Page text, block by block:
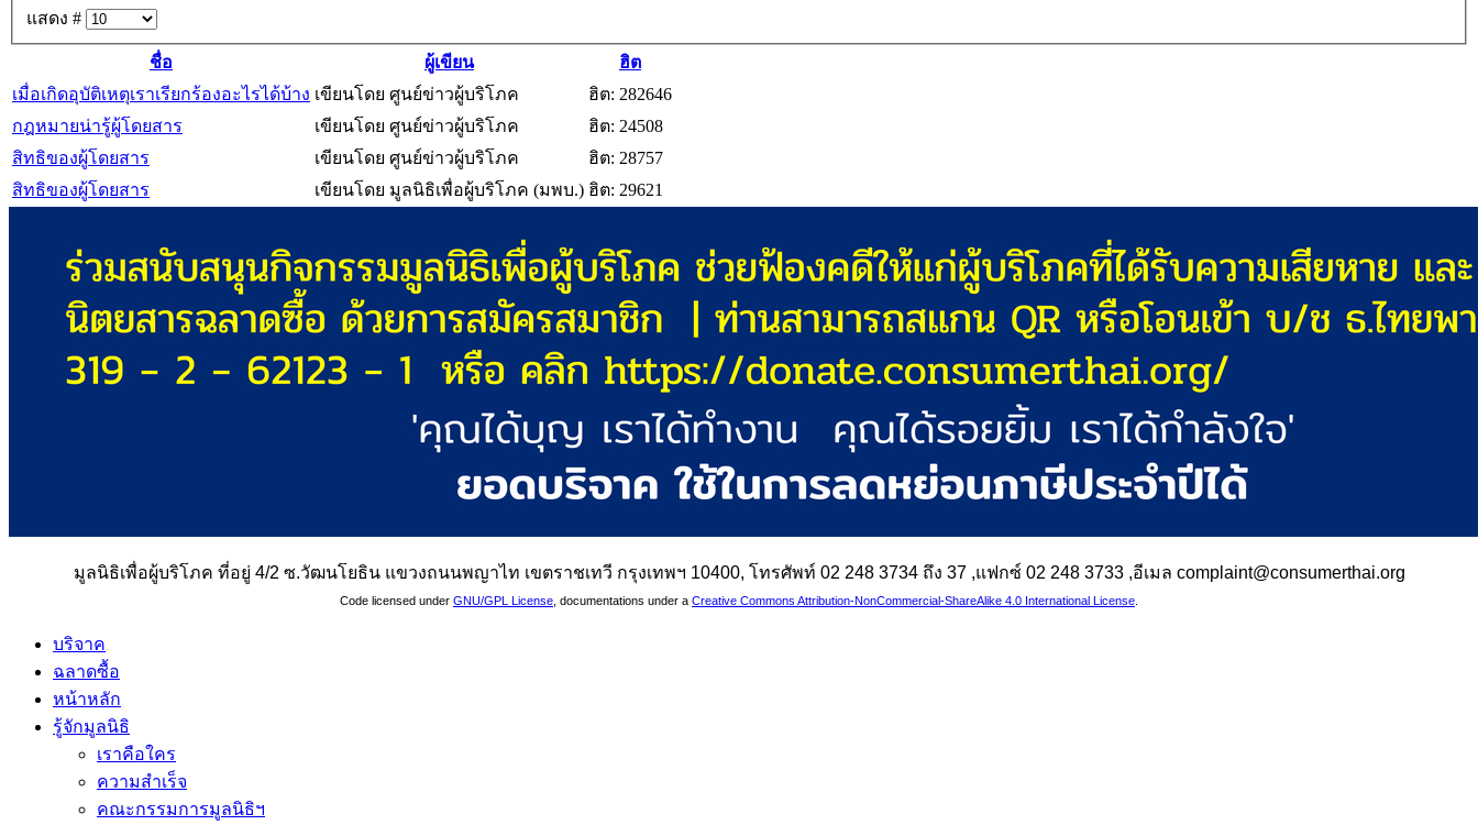
แสดง #
ชื่อ ผู้เขียน
ฮิต
เมื่อเกิดอุบัติเหตุเราเรียกร้องอะไรได้บ้าง เขียนโดย ศูนย์ข่าวผู้บริโภค
ฮิต: 282646
กฎหมายน่ารู้ผู้โดยสาร
เขียนโดย ศูนย์ข่าวผู้บริโภค
ฮิต: 24508
สิทธิของผู้โดยสาร
เขียนโดย ศูนย์ข่าวผู้บริโภค
ฮิต: 28757
สิทธิของผู้โดยสาร
เขียนโดย มูลนิธิเพื่อผู้บริโภค (มพบ.) ฮิต: 29621
มูลนิธิเพื่อผู้บริโภค ที่อยู่ 4/2 ซ.วัฒนโยธิน แขวงถนนพญาไท เขตราชเทวี กรุงเทพฯ 10400, โทรศัพท์ 02 248 3734 ถึง 37 ,แฟกซ์ 02 248 3733 ,อีเมล complaint@consumerthai.org
Code licensed under GNU/GPL License , documentations under a Creative Commons Attribution-NonCommercial-ShareAlike 4.0 International License
บริจาค
ฉลาดซื้อ
หน้าหลัก
รู้จักมูลนิธิ
เราคือใคร
ความสำเร็จ
คณะกรรมการมูลนิธิฯ